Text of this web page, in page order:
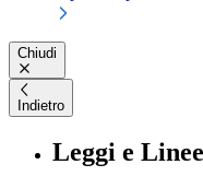
Chiudi
Indietro
Leggi e